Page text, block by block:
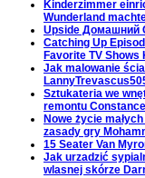
Kinderzimmer
Wunderland
Upside Домашний
Catching Up
Favorite TV Shows
Jak malowanie
Sztukateria we
remontu
Nowe życie
zasady gry
15 Seater Van
Jak urzadzić
wlasnej skórze